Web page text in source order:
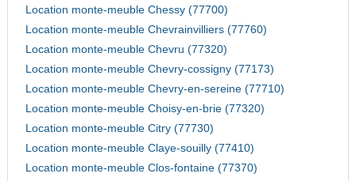
Location monte-meuble Chessy (77700)
Location monte-meuble Chevrainvilliers (77760)
Location monte-meuble Chevru (77320)
Location monte-meuble Chevry-cossigny (77173)
Location monte-meuble Chevry-en-sereine (77710)
Location monte-meuble Choisy-en-brie (77320)
Location monte-meuble Citry (77730)
Location monte-meuble Claye-souilly (77410)
Location monte-meuble Clos-fontaine (77370)